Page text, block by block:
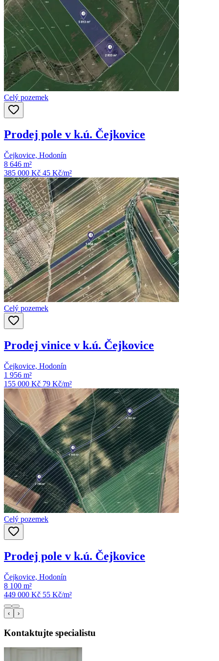
Celý pozemek
Prodej pole v k.ú. Čejkovice
Čejkovice, Hodonín
8 646 m²
385 000 Kč 45 Kč/m²
Celý pozemek
Prodej vinice v k.ú. Čejkovice
Čejkovice, Hodonín
1 956 m²
155 000 Kč 79 Kč/m²
Celý pozemek
Prodej pole v k.ú. Čejkovice
Čejkovice, Hodonín
8 100 m²
449 000 Kč 55 Kč/m²
‹ ›
Kontaktujte specialistu